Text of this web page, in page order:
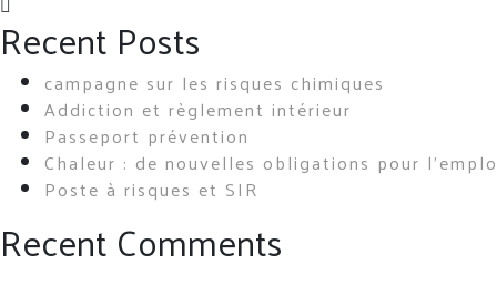
Recent Posts
campagne sur les risques chimiques
Addiction et règlement intérieur
Passeport prévention
Chaleur : de nouvelles obligations pour
Poste à risques et SIR
Recent Comments